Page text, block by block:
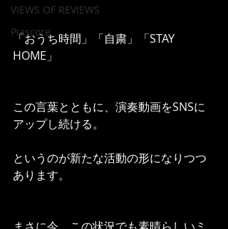
VIEWS OF REVIEWS
Piascore
「おうち時間」「自粛」「STAY
HOME」
この言葉とともに、演奏動画をSNSに
アップし続ける。
というのが新たな活動の形になりつつ
あります。